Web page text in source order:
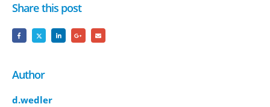
Share this post
Author
d.wedler